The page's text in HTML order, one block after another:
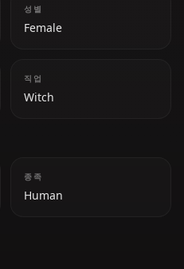
성별
Female
직업
Witch
종족
Human